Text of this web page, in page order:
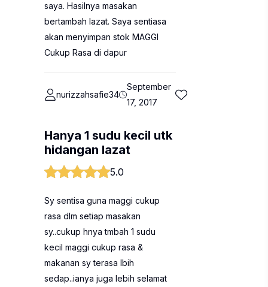
saya. Hasilnya masakan
bertambah lazat. Saya sentiasa
akan menyimpan stok MAGGI
Cukup Rasa di dapur
nurizzahsafie34
September
17, 2017
Hanya 1 sudu kecil utk
hidangan lazat
5.0
Sy sentisa guna maggi cukup
rasa dlm setiap masakan
sy..cukup hnya tmbah 1 sudu
kecil maggi cukup rasa &
makanan sy terasa lbih
sedap..ianya juga lebih selamat